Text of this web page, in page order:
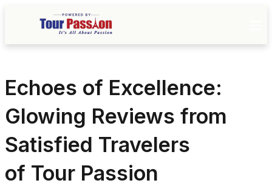
Echoes of Excellence:
Glowing Reviews from
Satisfied Travelers
of Tour Passion